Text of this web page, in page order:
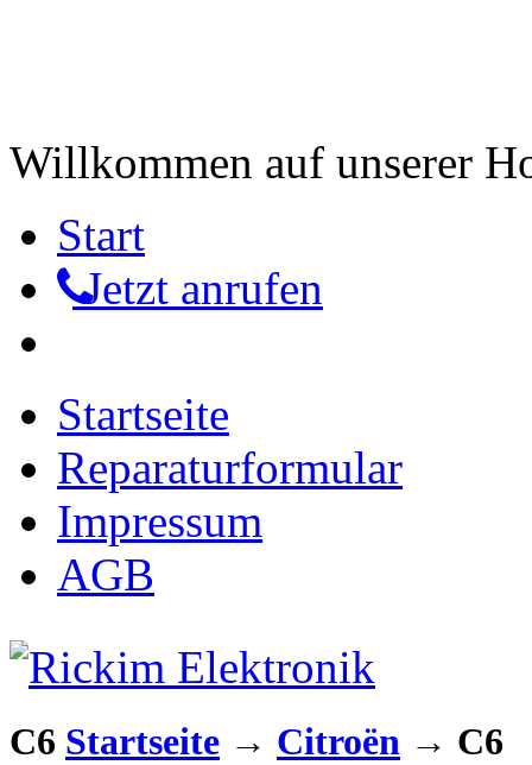
Willkommen auf unserer
Start
Jetzt anrufen
Startseite
Reparaturformular
Impressum
AGB
C6 Startseite → Citroën → C6